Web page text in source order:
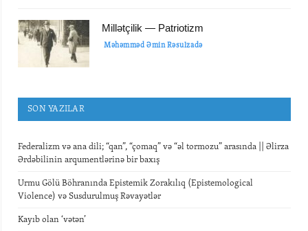
Millətçilik — Patriotizm
Məhəmməd Əmin Rəsulzadə
SON YAZILAR
Federalizm və ana dili; “qan”, “çomaq” və “əl tormozu” arasında || Əlirza
Ərdəbilinin arqumentlərinə bir baxış
Urmu Gölü Böhranında Epistemik Zorakılıq (Epistemological
Violence) və Susdurulmuş Rəvayətlər
Kayıb olan ‘vətən’